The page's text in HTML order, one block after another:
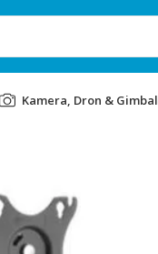
Kamera, Dron & Gimbal